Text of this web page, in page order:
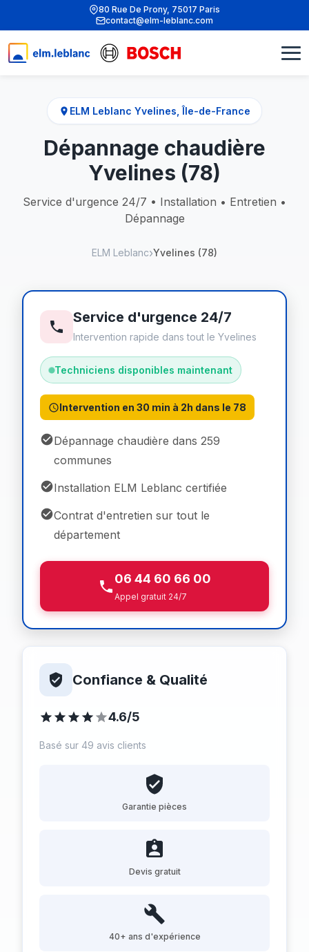
80 Rue De Prony, 75017 Paris
contact@elm-leblanc.com
ELM Leblanc Yvelines, Île-de-France
Dépannage chaudière
Yvelines (78)
Service d'urgence 24/7 • Installation • Entretien •
Dépannage
ELM Leblanc Yvelines (78)
Service d'urgence 24/7
Intervention rapide dans tout le Yvelines
Techniciens disponibles maintenant
Intervention en 30 min à 2h dans le 78
Dépannage chaudière dans 259
communes
Installation ELM Leblanc certifiée
Contrat d'entretien sur tout le
département
06 44 60 66 00
Appel gratuit 24/7
Confiance & Qualité
4.6/5
Basé sur 49 avis clients
Garantie pièces
Devis gratuit
40+ ans d'expérience